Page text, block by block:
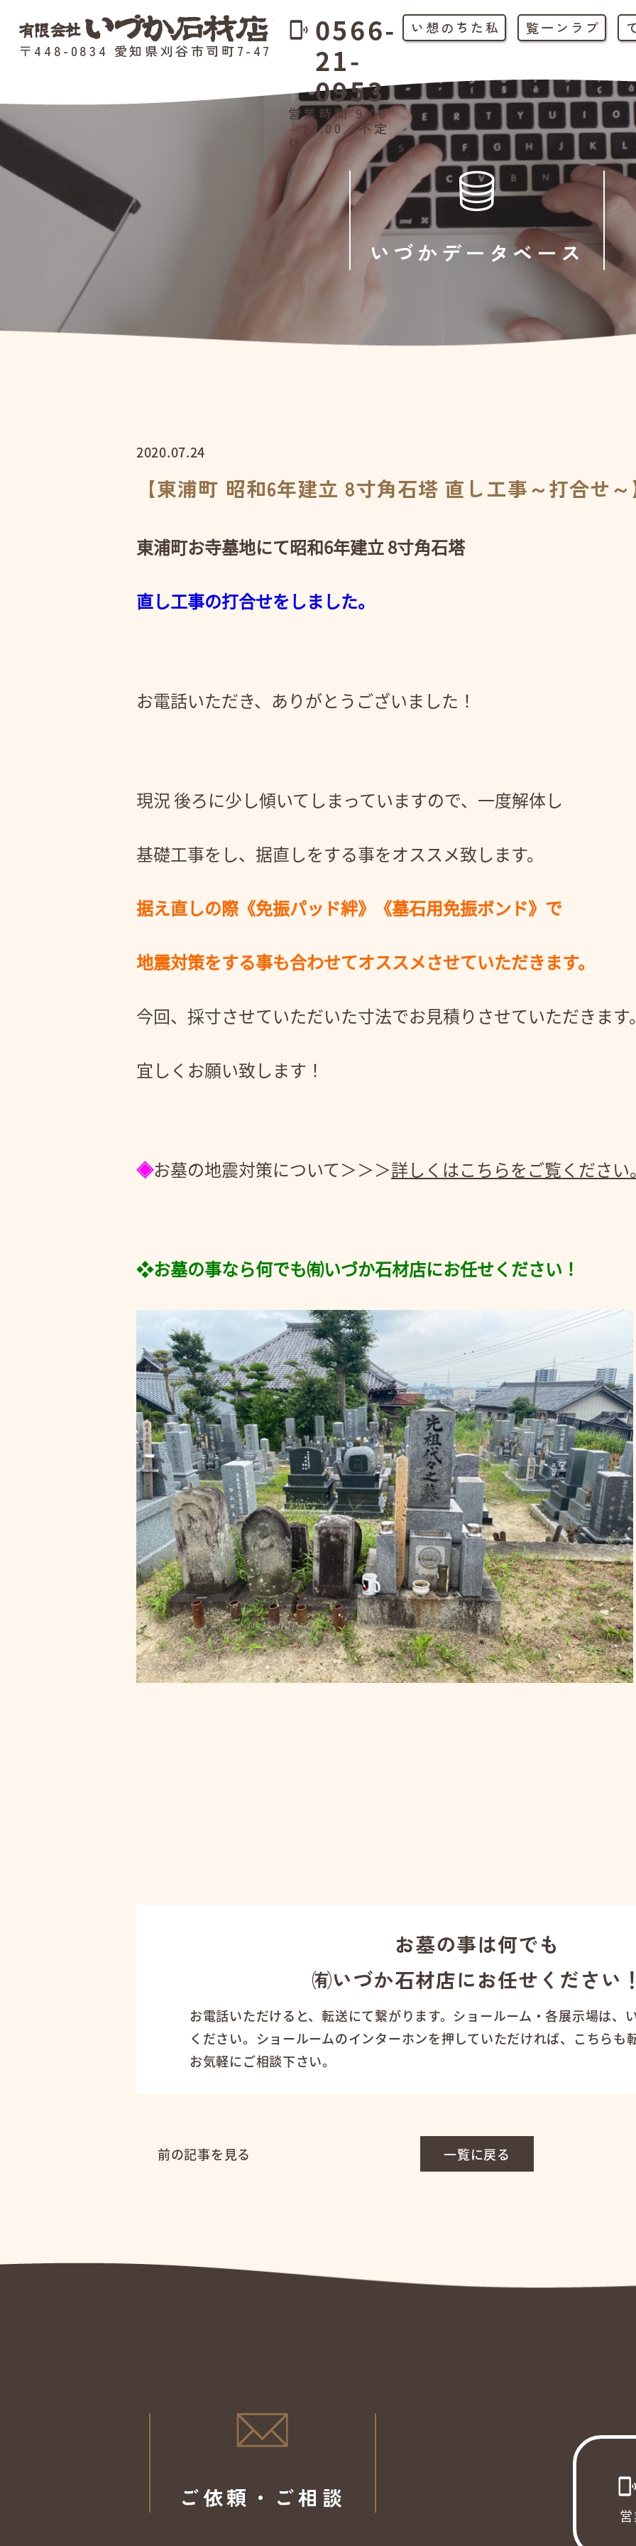
〒448-0834 愛知県刈谷市司町7-47
phonelink_ring 0566-
21-
0953
営業時間 9:00
～21:00／不定
休
私たちの想い プラン一覧
いづかデータベース
2020.07.24
【東浦町 昭和6年建立 8寸角石塔 直し工事～打合せ
東浦町お寺墓地にて昭和6年建立 8寸角石塔
直し工事の打合せをしました。
お電話いただき、ありがとうございました！
現況 後ろに少し傾いてしまっていますので、一度解体し
基礎工事をし、据直しをする事をオススメ致します。
据え直しの際《免振パッド絆》《墓石用免振ボンド》で
地震対策をする事も合わせてオススメさせていただきます。
今回、採寸させていただいた寸法でお見積りさせていただきます
宜しくお願い致します！
◈お墓の地震対策について＞＞＞詳しくはこちらをご覧ください
❖お墓の事なら何でも㈲いづか石材店にお任せください！
お墓の事は何でも
㈲いづか石材店にお任せください
お電話いただけると、転送にて繋がります。ショールーム・各展示場は、
ください。ショールームのインターホンを押していただければ、こちらも
お気軽にご相談下さい。
前の記事を見る 一覧に戻る
ご依頼・ご相談